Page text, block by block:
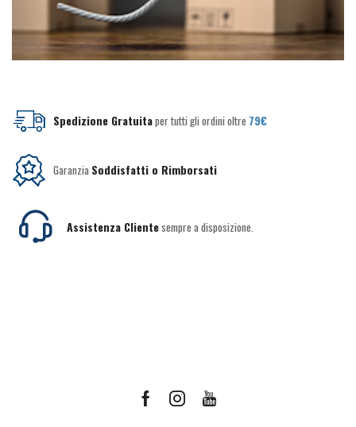
Spedizione Gratuitaper tutti gli ordini oltre 79€
Garanzia Soddisfatti o Rimborsati
Assistenza Clientesempre a disposizione.
FacebookInstagramYoutube